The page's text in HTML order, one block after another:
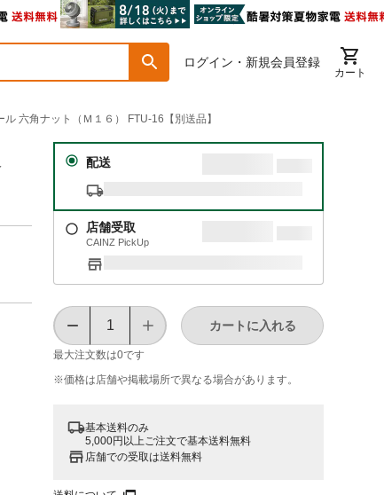
ログイン・新規会員登録
カート
ル 六角ナット（Ｍ１６） FTU-16【別送品】
配送
店舗受取
CAINZ PickUp
最大注文数は0です
カートに入れる
※価格は​店舗や​掲載場所で​異なる​場合が​あります。
基本送料のみ
5,000円以上ご注文で基本送料無料
店舗での受取は送料無料